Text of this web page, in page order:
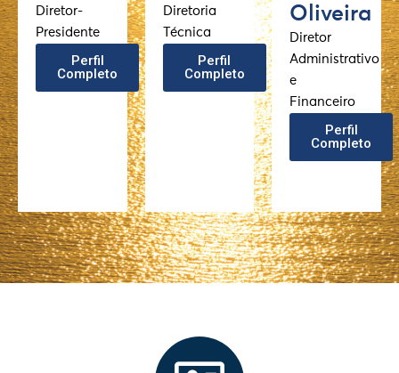
Diretor-
Presidente
Perfil
Completo
Diretoria
Técnica
Perfil
Completo
Oliveira
Diretor
Administrativo
e
Financeiro
Perfil
Completo